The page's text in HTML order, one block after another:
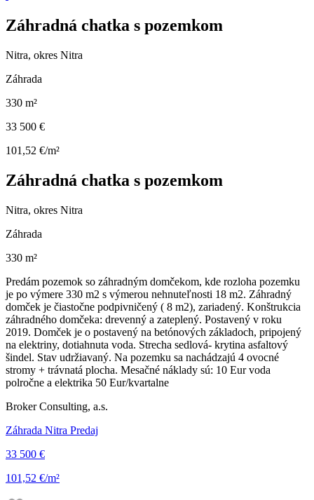
Záhradná chatka s pozemkom
Nitra, okres Nitra
Záhrada
330 m²
33 500 €
101,52 €/m²
Záhradná chatka s pozemkom
Nitra, okres Nitra
Záhrada
330 m²
Predám pozemok so záhradným domčekom, kde rozloha pozemku
je po výmere 330 m2 s výmerou nehnuteľnosti 18 m2. Záhradný
domček je čiastočne podpivničený ( 8 m2), zariadený. Konštrukcia
záhradného domčeka: drevenný a zateplený. Postavený v roku
2019. Domček je o postavený na betónových základoch, pripojený
na elektriny, dotiahnuta voda. Strecha sedlová- krytina asfaltový
šindel. Stav udržiavaný. Na pozemku sa nachádzajú 4 ovocné
stromy + trávnatá plocha. Mesačné náklady sú: 10 Eur voda
polročne a elektrika 50 Eur/kvartalne
Broker Consulting, a.s.
Záhrada Nitra Predaj
33 500 €
101,52 €/m²